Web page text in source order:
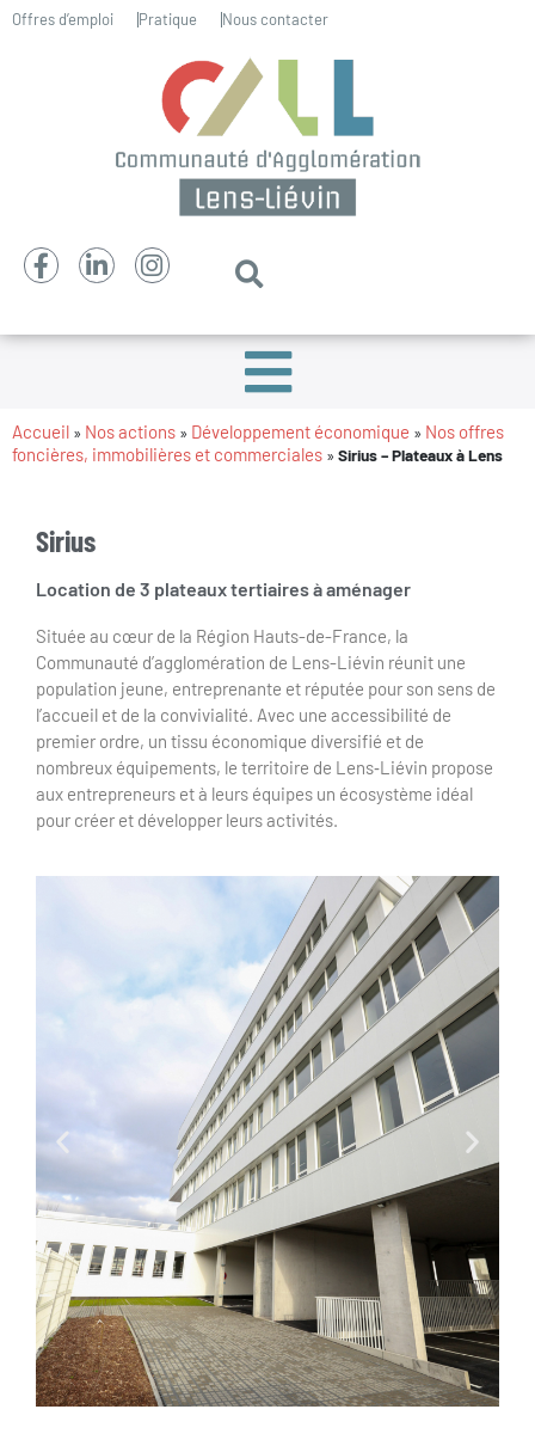
Offres d’emploi Pratique Nous contacter
Accueil » Nos actions » Développement économique » Nos offres
foncières, immobilières et commerciales » Sirius – Plateaux à Lens
Sirius
Location de 3 plateaux tertiaires à aménager
Située au cœur de la Région Hauts-de-France, la
Communauté d’agglomération de Lens-Liévin réunit une
population jeune, entreprenante et réputée pour son sens de
l’accueil et de la convivialité. Avec une accessibilité de
premier ordre, un tissu économique diversifié et de
nombreux équipements, le territoire de Lens‑Liévin propose
aux entrepreneurs et à leurs équipes un écosystème idéal
pour créer et développer leurs activités.